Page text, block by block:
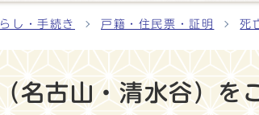
し・手続き 戸籍・住民票・証明 死
名古山・清水谷）を